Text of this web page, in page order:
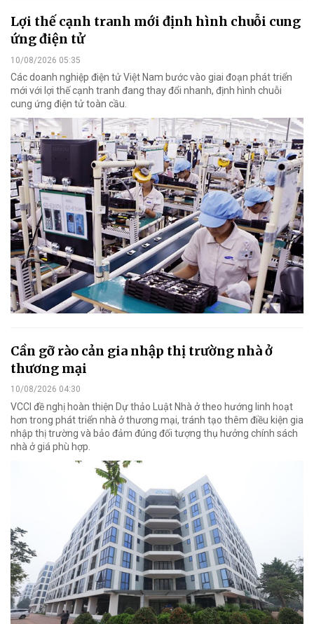
Lợi thế cạnh tranh mới định hình chuỗi cung
ứng điện tử
10/08/2026 05:35
Các doanh nghiệp điện tử Việt Nam bước vào giai đoạn phát triển
mới với lợi thế cạnh tranh đang thay đổi nhanh, định hình chuỗi
cung ứng điện tử toàn cầu.
Cần gỡ rào cản gia nhập thị trường nhà ở
thương mại
10/08/2026 04:30
VCCI đề nghị hoàn thiện Dự thảo Luật Nhà ở theo hướng linh hoạt
hơn trong phát triển nhà ở thương mại, tránh tạo thêm điều kiện gia
nhập thị trường và bảo đảm đúng đối tượng thụ hưởng chính sách
nhà ở giá phù hợp.